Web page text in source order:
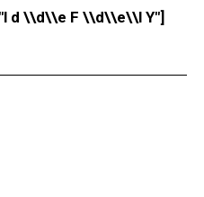
d \\d\\e F \\d\\e\\l Y"]